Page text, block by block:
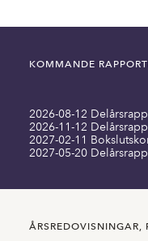
Omsättningstillgångar MSEK
Summa tillgångar MSEK
Långfristiga skulder inklusive MSEK
Kortfristiga skulder MSEK
KOMMANDE
2026-08-12
2026-11-12
2027-02-11
2027-05-20
ÅRSREDOVISNINGAR,